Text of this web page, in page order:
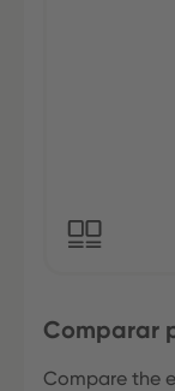
Comparar
Compare the